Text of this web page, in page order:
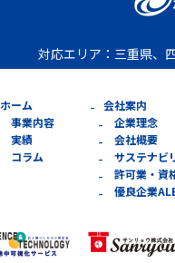
対応エリア： 三重県、
ホーム
事業内容
実績
コラム
会社案内
企業理念
会社概要
サステナビ
許可業・資
優良企業